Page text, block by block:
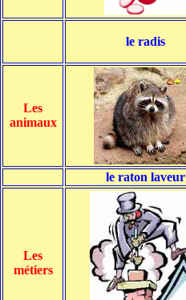
le radis
Les
animaux
le raton laveur
Les
métiers